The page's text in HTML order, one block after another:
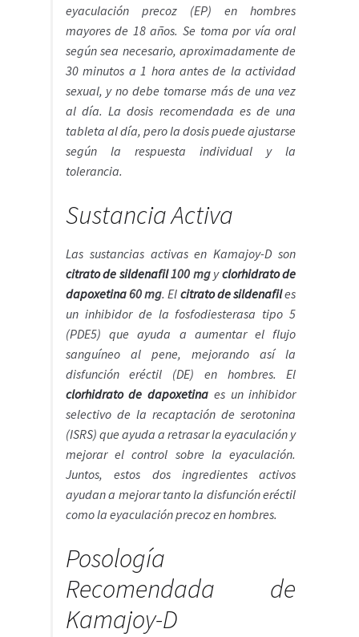
eyaculación precoz (EP) en hombres
mayores de 18 años. Se toma por vía oral
según sea necesario, aproximadamente de
30 minutos a 1 hora antes de la actividad
sexual, y no debe tomarse más de una vez
al día. La dosis recomendada es de una
tableta al día, pero la dosis puede ajustarse
según la respuesta individual y la
tolerancia.
Sustancia Activa
Las sustancias activas en Kamajoy-D son
citrato de sildenafil100 mgyclorhidratode
dapoxetina60 mg. El citrato de sildenafiles
un inhibidor de la fosfodiesterasa tipo 5
(PDE5) que ayuda a aumentar el flujo
sanguíneo al pene, mejorando así la
disfunción eréctil (DE) en hombres. El
clorhidrato de dapoxetina es un inhibidor
selectivo de la recaptación de serotonina
(ISRS) que ayuda a retrasar la eyaculación y
mejorar el control sobre la eyaculación.
Juntos, estos dos ingredientes activos
ayudan a mejorar tanto la disfunción eréctil
como la eyaculación precoz en hombres.
Posología
Recomendada de
Kamajoy-D